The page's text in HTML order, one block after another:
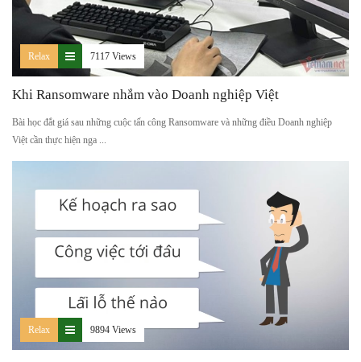
Relax 7117 Views
Khi Ransomware nhắm vào Doanh nghiệp Việt
Bài học đắt giá sau những cuộc tấn công Ransomware và những điều Doanh nghiệp
Việt cần thực hiện nga ...
Relax 9894 Views